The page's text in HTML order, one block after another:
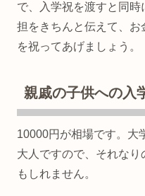
で、入学祝を渡すと同
担をきちんと伝えて、
を祝ってあげましょう。
親戚の子供への入
10000円が相場です。大
大人ですので、それな
もしれません。